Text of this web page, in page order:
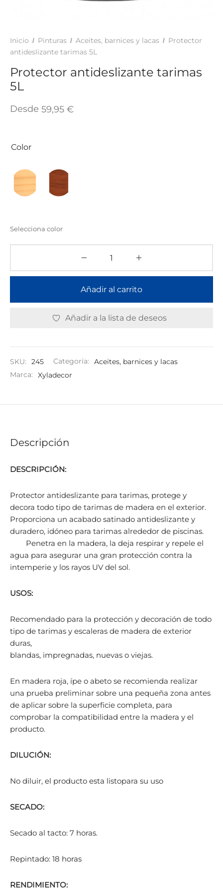
Inicio / Pinturas / Aceites, barnices y lacas / Protector
antideslizante tarimas 5L
Protector antideslizante tarimas
5L
Desde 59,95 €
Color
Selecciona color
Añadir al carrito
Añadir a la lista de deseos
SKU: 245 Categoría:
Aceites, barnices y lacas
Marca:
Xyladecor
Descripción
DESCRIPCIÓN:
Protector antideslizante para tarimas, protege y
decora todo tipo de tarimas de madera en el exterior.
Proporciona un acabado satinado antideslizante y
duradero, idóneo para tarimas alrededor de piscinas.
Penetra en la madera, la deja respirar y repele el
agua para asegurar una gran protección contra la
intemperie y los rayos UV del sol.
USOS:
Recomendado para la protección y decoración de todo
tipo de tarimas y escaleras de madera de exterior
duras,
blandas, impregnadas, nuevas o viejas.
En madera roja, ípe o abeto se recomienda realizar
una prueba preliminar sobre una pequeña zona antes
de aplicar sobre la superficie completa, para
comprobar la compatibilidad entre la madera y el
producto.
DILUCIÓN:
No diluir, el producto esta listopara su uso
SECADO:
Secado al tacto: 7 horas.
Repintado: 18 horas
RENDIMIENTO:
TINTES Y MANUALIDADES